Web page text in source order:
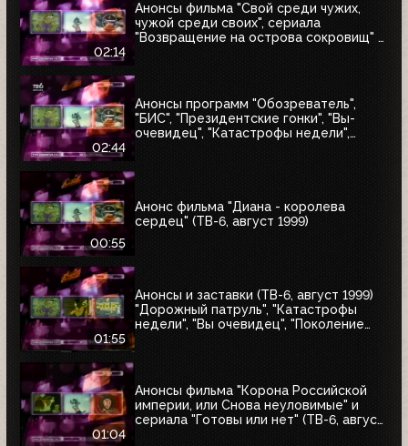
02:14
Анонсы фильма "Свой среди чужих,
чужой среди своих", сериала
"Возвращение на острова сокровищ" и
02:44
Анонсы программ "Обозреватель",
"БИС", "Президентские гонки", "Вы-
очевидец", "Катастрофы недели",
00:55
Анонс фильма "Диана - королева
сердец" (ТВ-6, август 1999)
01:55
Анонсы и заставки (ТВ-6, август 1999)
"Дорожный патруль", "Катастрофы
недели", "Вы очевидец", "Поколение
01:04
Анонсы фильма "Корона Российской
империи, или Снова неуловимые" и
сериала "Готовы или нет" (ТВ-6, август